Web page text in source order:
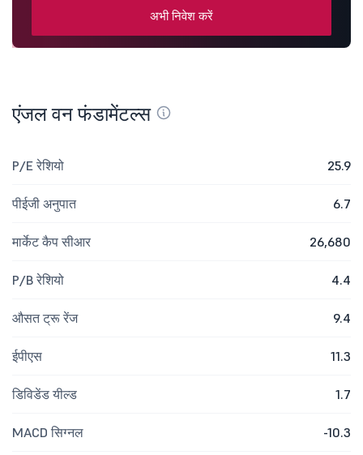
अभी निवेश करें
एंजल वन फंडामेंटल्स
P/E रेशियो 25.9
पीईजी अनुपात 6.7
मार्केट कैप सीआर 26,680
P/B रेशियो 4.4
औसत ट्रू रेंज 9.4
ईपीएस 11.3
डिविडेंड यील्ड 1.7
MACD सिग्नल -10.3